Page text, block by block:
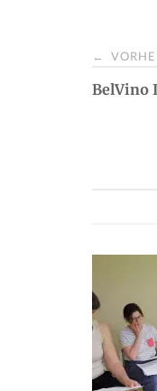
P
n
a
v
←
BelVino